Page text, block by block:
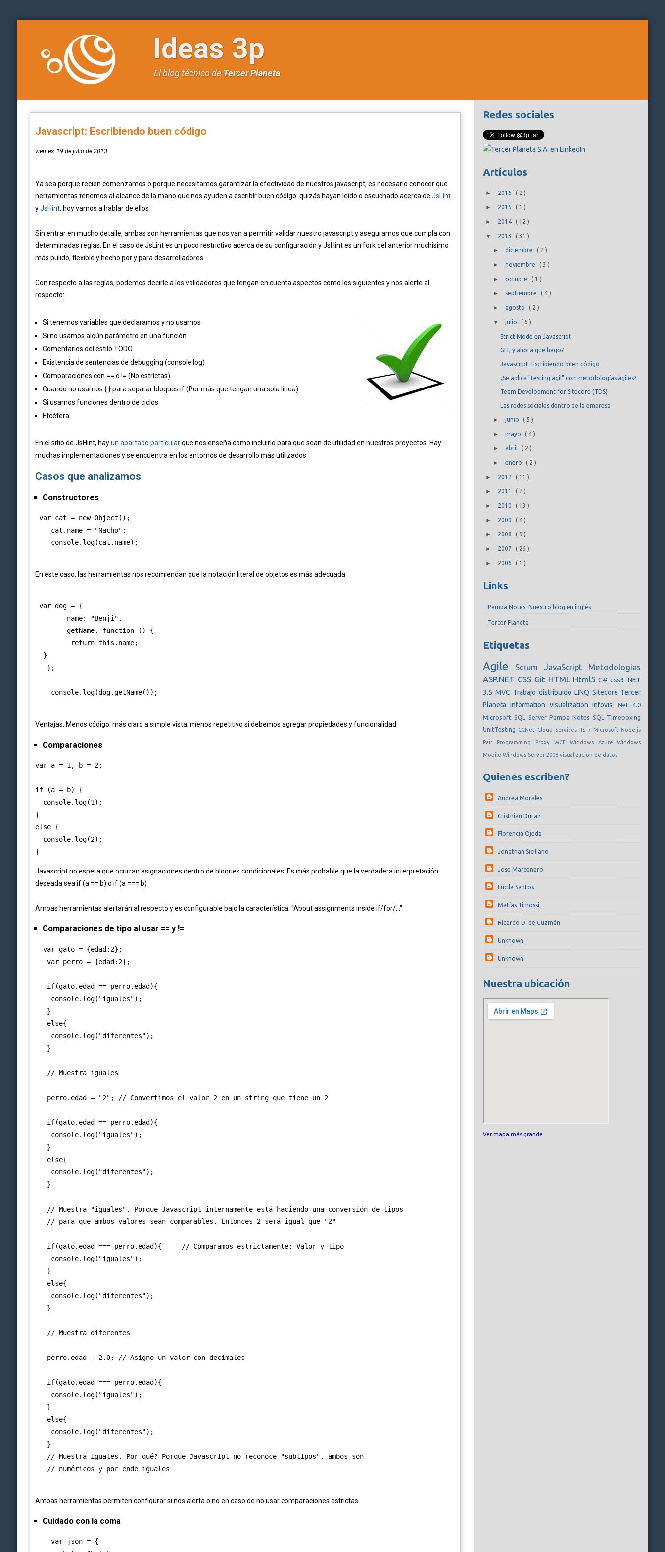
Ideas 3p
El blog técnico deTercer Planeta
Javascript: Escribiendo buen código
viernes, 19 de julio de 2013
Ya sea porque recién comenzamos o porque necesitamos garantizar la efectividad de nuestros javascript, es necesario conocer que
herramientas tenemos al alcance de la mano que nos ayuden a escribir buen código: quizás hayan leído o escuchado acerca de JsLint
yJsHint, hoy vamos a hablar de ellos
Sin entrar en mucho detalle, ambas son herramientas que nos van a permitir validar nuestro javascript y asegurarnos que cumpla con
determinadas reglas. En el caso de JsLint es un poco restrictivo acerca de su configuración y JsHint es un fork del anterior muchisimo
más pulido, flexible y hecho por y para desarrolladores.
Con respecto a las reglas, podemos decirle a los validadores que tengan en cuenta aspectos como los siguientes y nos alerte al
respecto:
Si tenemos variables que declaramos y no usamos
Si no usamos algún parámetro en una función
Comentarios del estilo TODO
Existencia de sentencias de debugging (console.log)
Comparaciones con == o != (No estríctas)
Cuando no usamos { } para separar bloques if (Por más que tengan una sola línea)
Si usamos funciones dentro de ciclos
Etcétera
En el sitio de JsHint, hayun apartado partícularque nos enseña como incluirlo para que sean de utilidad en nuestros proyectos. Hay
muchas implementaciones y se encuentra en los entornos de desarrollo más utilizados
Casos que analizamos
Constructores
var cat = new Object();
    cat.name = "Nacho";
En este caso, las herramientas nos recomiendan que la notación literal de objetos es más adecuada
var dog = {
        name: "Benji",
        getName: function () {
         return this.name;
  }
   };
Ventajas: Menos código, más claro a simple vista, menos repetitivo si debemos agregarpropiedades y funcionalidad
Comparaciones
var a = 1, b = 2;
if (a = b) {
  console.log(1);
}
else {
  console.log(2);
Javascript no espera que ocurran asignaciones dentro de bloques condicionales. Es más probable que la verdadera interpretación
deseada sea if (a == b) o if (a === b)
Ambas herramientas alertarán al respecto y es configurable bajo la característica: "About assignments inside if/for/..."
Comparaciones de tipo al usar == y !=
  var gato = {edad:2};
   var perro = {edad:2};
   if(gato.edad == perro.edad){
    console.log("iguales");
   }
   else{
    console.log("diferentes");
   }
   // Muestra iguales
   perro.edad = "2"; // Convertimos el valor 2 en un string que tiene un 2
   if(gato.edad == perro.edad){
    console.log("iguales");
   }
   else{
    console.log("diferentes");
   }
   // Muestra "iguales". Porque Javascript internamente está haciendo una conversión de tipos
   // para que ambos valores sean comparables. Entonces 2 será igual que "2"
   if(gato.edad === perro.edad){     // Comparamos estrictamente: Valor y tipo
    console.log("iguales");
   }
   else{
    console.log("diferentes");
   }
   // Muestra diferentes
   perro.edad = 2.0; // Asigno un valor con decimales
   if(gato.edad === perro.edad){
    console.log("iguales");
   }
   else{
    console.log("diferentes");
   }
   // Muestra iguales. Por qué? Porque Javascript no reconoce "subtipos", ambos son
   // numéricos y por ende iguales
Ambas herramientas permiten configurar si nos alerta o no en caso de no usar comparaciones estrictas
Cuidado con la coma
    var json = {
Redes sociales
Artículos
► 2016 ( 2)
► 2015 ( 1)
► 2014 ( 12)
▼ 2013 (31)
► diciembre ( 2 )
► noviembre ( 3 )
► octubre ( 1 )
► septiembre ( 4 )
► agosto ( 2 )
▼ julio ( 6 )
Strict Mode en Javascript
GIT, y ahora que hago?
Javascript: Escribiendo buen código
¿Se aplica "testing ágil" con metodologías ágiles?
Team Development for Sitecore (TDS)
Las redes sociales dentro de la empresa
► junio ( 5 )
► mayo ( 4 )
► abril ( 2 )
► enero ( 2 )
► 2012 ( 11)
► 2011 ( 7)
► 2010 ( 13)
► 2009 ( 4)
► 2008 ( 9)
► 2007 ( 26)
► 2006 ( 1)
Links
Pampa Notes: Nuestro blog en inglés
Tercer Planeta
Etiquetas
Agile Scrum JavaScript Metodologias
ASP.NET CSS Git HTML Html5 C# css3.NET
3.5MVC Trabajo distribuido LINQ Sitecore Tercer
Planetainformation visualization infovis
.Net 4.0
Microsoft SQL ServerPampa Notes SQL Timeboxing
UnitTesting CCNet Cloud Services IIS 7 Microsoft Node.js
Pair Programming Proxy WCF Windows AzureWindows
MobileWindows Server 2008visualizacion de datos
Quienes escriben?
Andrea Morales
Cristhian Duran
Florencia Ojeda
Jonathan Siciliano
Jose Marcenaro
Lucila Santos
Matías Timossi
Ricardo D. de Guzmán
Unknown
Unknown
Nuestra ubicación
Ver mapa más grande